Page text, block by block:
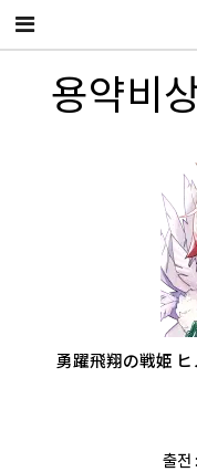
용약비
勇躍飛翔の戦姫 ヒ
출전 :